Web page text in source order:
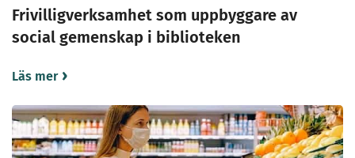
Frivilligverksamhet som uppbyggare av
social gemenskap i biblioteken
Läs mer